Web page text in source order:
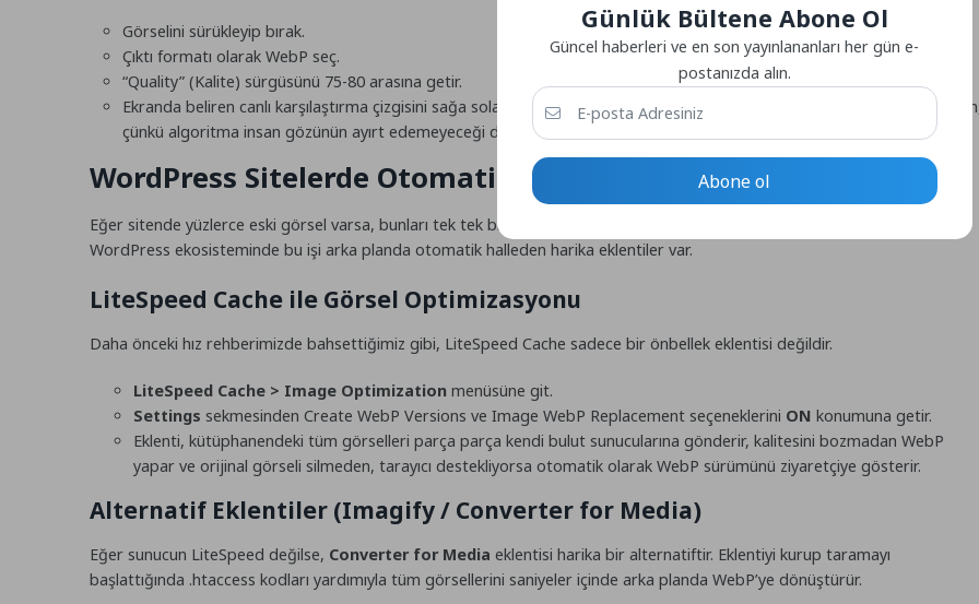
Görselini sürükleyip bırak.
Çıktı formatı olarak WebP seç.
“Quality” (Kalite) sürgüsünü 75-80 arasına getir.
Ekranda beliren canlı karşılaştırma çizgisini sağa sola kaydırarak gör görselde bir bozulma var mı diye bak.
çünkü algoritma insan gözünün ayırt edemeyeceği detayları kırpar. Sonuç: %80 boyut tasarrufu!
WordPress Sitelerde Otomatik WebP Geçişi Nasıl Yapılır?
Eğer sitende yüzlerce eski görsel varsa, bunları tek tek bilgisayara indirip WebP’ye çevirmek tam bir amelelik olur şef.
WordPress ekosisteminde bu işi arka planda otomatik halleden harika eklentiler var.
LiteSpeed Cache ile Görsel Optimizasyonu
Daha önceki hız rehberimizde bahsettiğimiz gibi, LiteSpeed Cache sadece bir önbellek eklentisi değildir.
LiteSpeed Cache > Image Optimization menüsüne git.
Settings sekmesinden Create WebP Versions ve Image WebP Replacement seçeneklerini ON konumuna getir.
Eklenti, kütüphanendeki tüm görselleri parça parça kendi bulut sunucularına gönderir, kalitesini bozmadan WebP
yapar ve orijinal görseli silmeden, tarayıcı destekliyorsa otomatik olarak WebP sürümünü ziyaretçiye gösterir.
Alternatif Eklentiler (Imagify / Converter for Media)
Eğer sunucun LiteSpeed değilse, Converter for Media eklentisi harika bir alternatiftir. Eklentiyi kurup taramayı
başlattığında .htaccess kodları yardımıyla tüm görsellerini saniyeler içinde arka planda WebP’ye dönüştürür.
Günlük Bültene Abone Ol
Güncel haberleri ve en son yayınlananları her gün e-
postanızda alın.
Abone ol